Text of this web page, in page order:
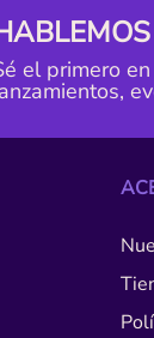
el primero